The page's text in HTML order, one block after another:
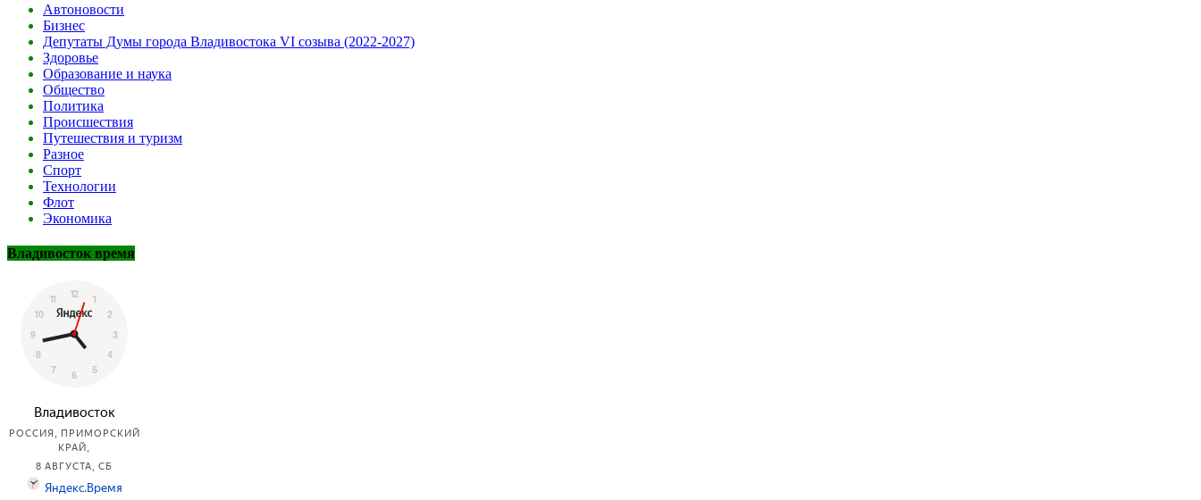
Автоновости
Бизнес
Депутаты Думы города Владивостока VI созыва (2022-2027)
Здоровье
Образование и наука
Общество
Политика
Происшествия
Путешествия и туризм
Разное
Спорт
Технологии
Флот
Экономика
Владивосток время